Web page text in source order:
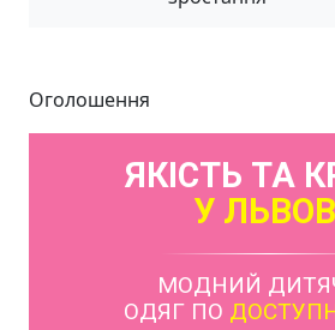
Оголошення
ЯКІСТЬ ТА
У
МОДНИЙ
ОДЯГ ПО